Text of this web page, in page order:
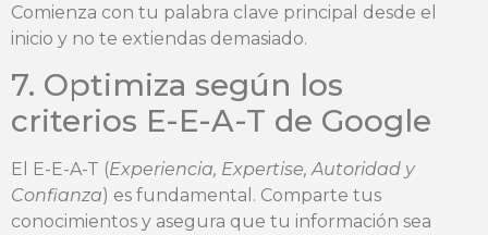
Comienza con tu palabra clave principal desde el
inicio y no te extiendas demasiado.
7. Optimiza según los
criterios E-E-A-T de Google
El E-E-A-T (Experiencia, Expertise, Autoridad y
Confianza) es fundamental. Comparte tus
conocimientos y asegura que tu información sea